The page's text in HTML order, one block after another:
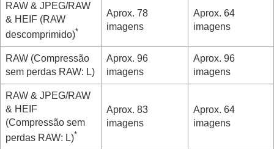
RAW & JPEG/RAW
& HEIF (RAW
descomprimido)*
Aprox. 78
imagens
Aprox. 64
imagens
RAW (Compressão
sem perdas RAW: L)
Aprox. 96
imagens
Aprox. 96
imagens
RAW & JPEG/RAW
& HEIF
(Compressão sem
perdas RAW: L)*
Aprox. 83
imagens
Aprox. 64
imagens